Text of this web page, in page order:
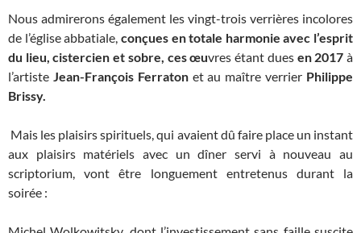
Nous admirerons également les vingt-trois verrières incolores
de l’église abbatiale, conçues en totale harmonie avec l’esprit
du lieu, cistercien et sobre, ces œuvres étant dues en 2017à
l’artiste Jean-François Ferratonet au maître verrier Philippe
Brissy.
Mais les plaisirs spirituels, qui avaient dû faire place un instant
aux plaisirs matériels avec un dîner servi à nouveau au
scriptorium, vont être longuement entretenus durant la
soirée :